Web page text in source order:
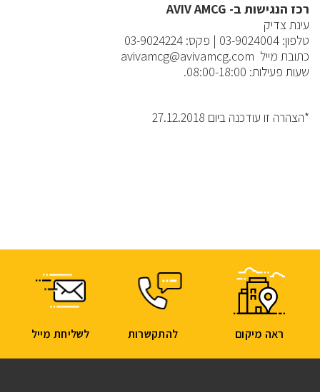
רכז הנגישות ב- AVIV AMCG
עינת צדיק
טלפון: 03-9024004 | פקס: 03-9024224
כתובת מייל avivamcg@avivamcg.com
שעות פעילות: 08:00-18:00.
*הצהרה זו עודכנה ביום 27.12.2018
ראה מיקום להתקשרות לשליחת מייל